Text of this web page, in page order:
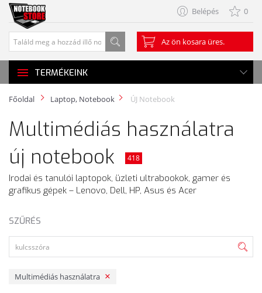
Belépés 0
Az ön kosara üres.
TERMÉKEINK
Főoldal Laptop, Notebook ÚJ Notebook
Multimédiás használatra
új notebook
418
Irodai és tanulói laptopok, üzleti ultrabookok, gamer és
grafikus gépek – Lenovo, Dell, HP, Asus és Acer
SZŰRÉS
Multimédiás használatra